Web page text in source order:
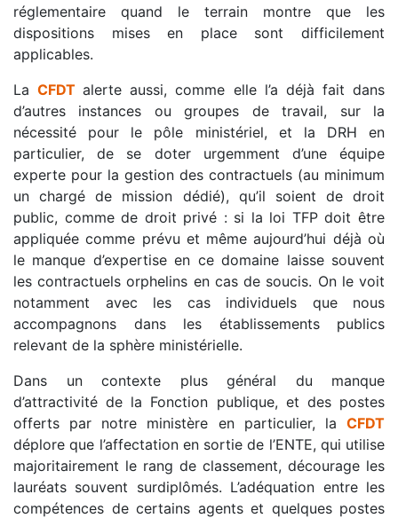
réglementaire quand le terrain montre que les
dispositions mises en place sont difficilement
applicables.
LaCFDT alerte aussi, comme elle l’a déjà fait dans
d’autres instances ou groupes de travail, sur la
nécessité pour le pôle ministériel, et la DRH en
particulier, de se doter urgemment d’une équipe
experte pour la gestion des contractuels (au minimum
un chargé de mission dédié), qu’il soient de droit
public, comme de droit privé : si la loi TFP doit être
appliquée comme prévu et même aujourd’hui déjà où
le manque d’expertise en ce domaine laisse souvent
les contractuels orphelins en cas de soucis. On le voit
notamment avec les cas individuels que nous
accompagnons dans les établissements publics
relevant de la sphère ministérielle.
Dans un contexte plus général du manque
d’attractivité de la Fonction publique, et des postes
offerts par notre ministère en particulier, la CFDT
déplore que l’affectation en sortie de l’ENTE, qui utilise
majoritairement le rang de classement, décourage les
lauréats souvent surdiplômés. L’adéquation entre les
compétences de certains agents et quelques postes